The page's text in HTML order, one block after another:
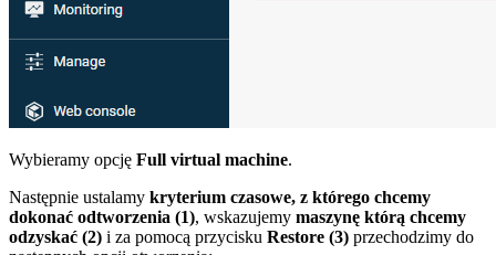
Wybieramy opcję Full virtual machine.
Następnie ustalamy kryterium czasowe, z którego chcemy
dokonać odtworzenia (1), wskazujemy maszynę którą chcemy
odzyskać (2) i za pomocą przycisku Restore (3) przechodzimy do